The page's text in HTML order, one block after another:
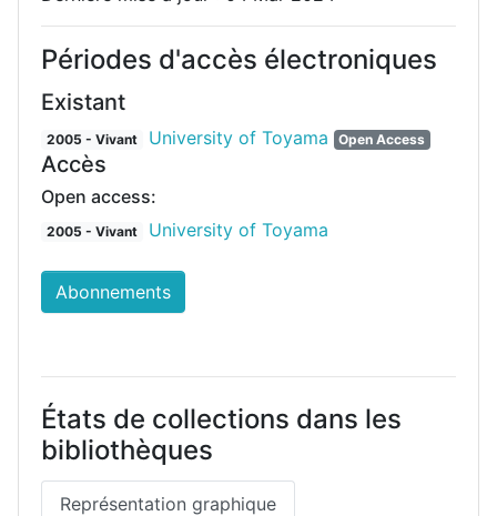
Périodes d'accès électroniques
Existant
2005 - Vivant University of Toyama Open Access
Accès
Open access:
2005 - Vivant University of Toyama
Abonnements
États de collections dans les
bibliothèques
Représentation graphique